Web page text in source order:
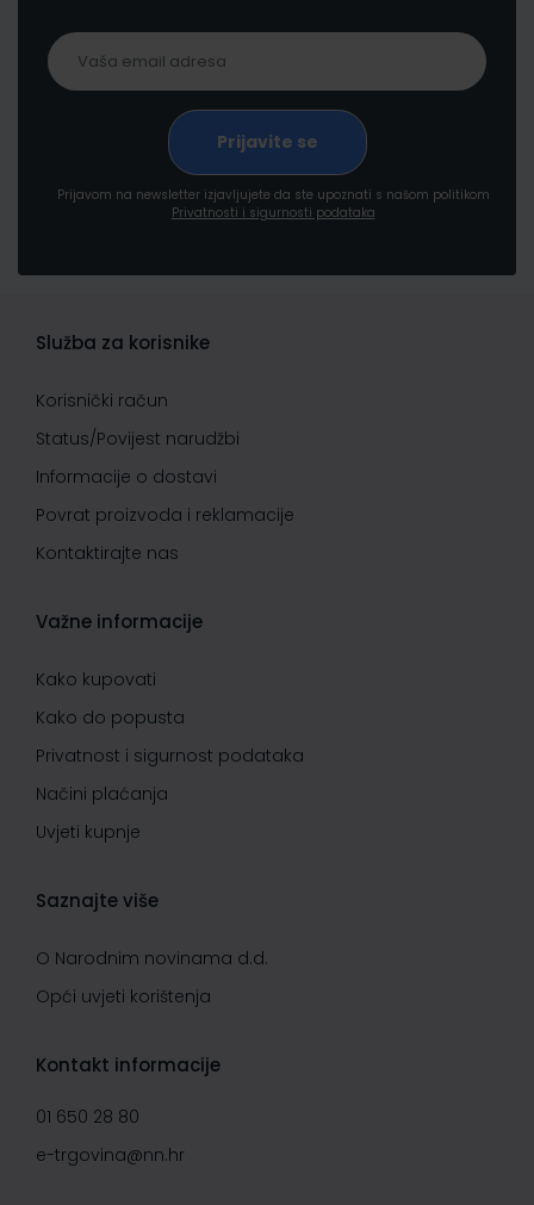
Prijavom na newsletter izjavljujete da ste upoznati s našom politikom
Privatnosti i sigurnosti podataka
Služba za korisnike
Korisnički račun
Status/Povijest narudžbi
Informacije o dostavi
Povrat proizvoda i reklamacije
Kontaktirajte nas
Važne informacije
Kako kupovati
Kako do popusta
Privatnost i sigurnost podataka
Načini plaćanja
Uvjeti kupnje
Saznajte više
O Narodnim novinama d.d.
Opći uvjeti korištenja
Kontakt informacije
01 650 28 80
e-trgovina@nn.hr